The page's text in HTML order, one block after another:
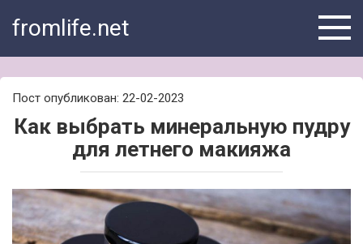
fromlife.net
Пост опубликован: 22-02-2023
Как выбрать минеральную пудру
для летнего макияжа